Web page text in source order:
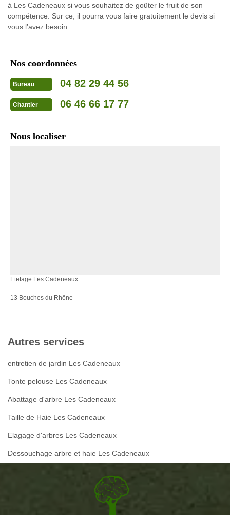
à Les Cadeneaux si vous souhaitez de goûter le fruit de son
compétence. Sur ce, il pourra vous faire gratuitement le devis si
vous l’avez besoin.
Nos coordonnées
Bureau 04 82 29 44 56
Chantier 06 46 66 17 77
Nous localiser
Etetage Les Cadeneaux
13 Bouches du Rhône
Autres services
entretien de jardin Les Cadeneaux
Tonte pelouse Les Cadeneaux
Abattage d'arbre Les Cadeneaux
Taille de Haie Les Cadeneaux
Elagage d'arbres Les Cadeneaux
Dessouchage arbre et haie Les Cadeneaux